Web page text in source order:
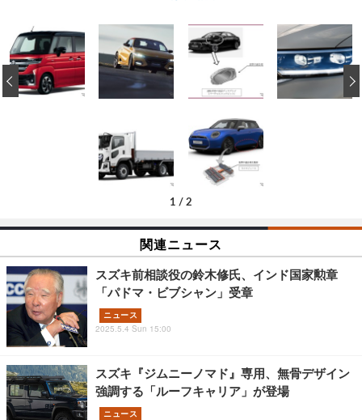
1 / 2
‹
関連ニュース
スズキ前相談役の鈴木修氏、インド国家勲章
「パドマ・ビブシャン」受章
ニュース
2025.5.4 Sun 15:00
スズキ『ジムニーノマド』専用、無骨デザイン
強調する「ルーフキャリア」が登場
ニュース